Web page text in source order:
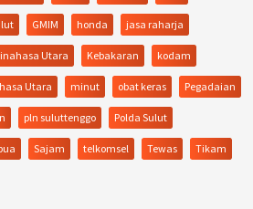
GMIM honda jasa raharja
Utara Kebakaran kodam
Utara minut obat keras Pegadaian
pln suluttenggo Polda Sulut
Sajam telkomsel Tewas Tikam